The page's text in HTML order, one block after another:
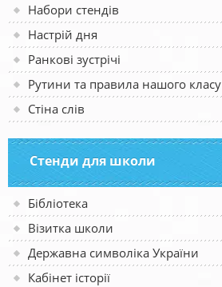
Набори стендів
Настрій дня
Ранкові зустрічі
Рутини та правила нашого класу
Стіна слів
Стенди для школи
Бібліотека
Візитка школи
Державна символіка України
Кабінет історії